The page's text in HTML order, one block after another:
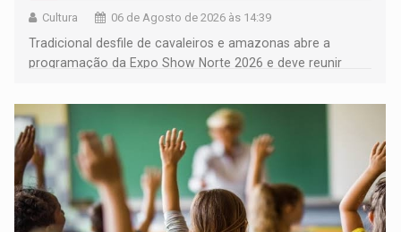
Cultura 06 de Agosto de 2026 às 14:39
Tradicional desfile de cavaleiros e amazonas abre a
programação da Expo Show Norte 2026 e deve reunir